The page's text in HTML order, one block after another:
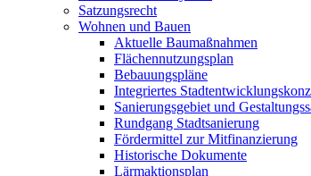
Satzungsrecht
Wohnen und Bauen
Aktuelle Baumaßnahmen
Flächennutzungsplan
Bebauungspläne
Integriertes
Sanierungsgebiet und
Rundgang Stadtsanierung
Fördermittel zur Mitfinanzierung
Historische Dokumente
Lärmaktionsplan